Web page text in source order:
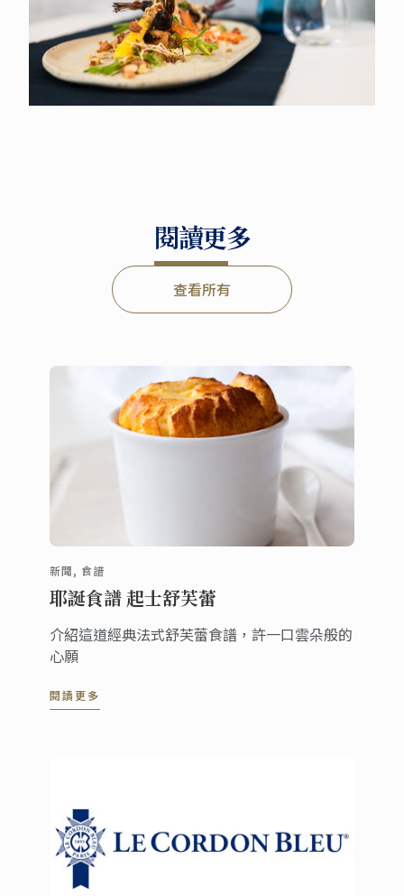
閱讀更多
查看所有
新聞, 食譜
耶誕食譜 起士舒芙蕾
介紹這道經典法式舒芙蕾食譜，許一口雲朵般的
心願
閱讀更多